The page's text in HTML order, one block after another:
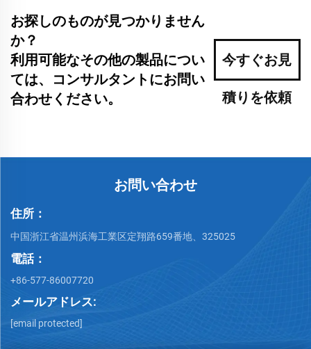
お探しのものが見つかりません
か？
利用可能なその他の製品につい
ては、コンサルタントにお問い
合わせください。
今すぐお見
積りを依頼
お問い合わせ
住所：
中国浙江省温州浜海工業区定翔路659番地、325025
電話：
+86-577-86007720
メールアドレス:
[email protected]